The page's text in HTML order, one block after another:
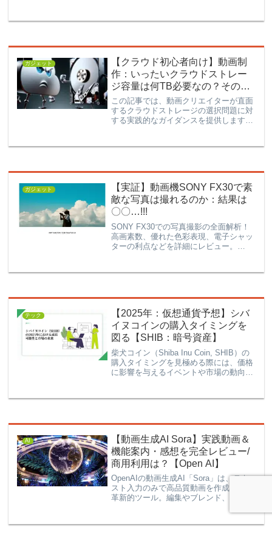
撮影をするためのスーパーガイド。
ガジェット
【クラウド初心者向け】動画制
作：いったいクラウドストレー
ジ容量は何TB必要なの？その答
えとは
この記事では、動画クリエイターが直面
するクラウドストレージの選択問題に対
する実践的なガイダンスを提供します。
選ぶ方法を解説します。
ガジェット
【実証】動画機SONY FX30で素
敵な写真は撮れるのか：結果は
〇〇…!!!
SONY FX30での写真撮影の全面解析！
高画素数、優れた色彩表現、電子シャッ
ターの利点などを詳細にレビュー。
的なガイドと比較分析を提供します。
テック
【2025年：仮想通貨予想】シバ
イヌコインの購入タイミングを
図る【SHIB：暗号資産】
柴犬コイン（Shiba Inu Coin, SHIB）の
購入タイミングを見極める際には、価格
に影響を与えるイベントや市場の動向を
ミングの判断基準を解説します。購入タ
AI
【動画生成AI Sora】実践動画＆
機能案内・感想を完全レビュー/
商用利用は？【Open AI】
OpenAIの動画生成AI「Sora」は、テキ
スト入力のみで高品質動画を作成可能な
革新的ツール。編集やブレンド、ループ
能性を提示。動画の長さや解像度、商用